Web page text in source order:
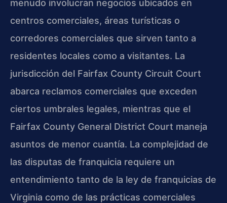
menudo involucran negocios ubicados en
centros comerciales, áreas turísticas o
corredores comerciales que sirven tanto a
residentes locales como a visitantes. La
jurisdicción del Fairfax County Circuit Court
abarca reclamos comerciales que exceden
ciertos umbrales legales, mientras que el
Fairfax County General District Court maneja
asuntos de menor cuantía. La complejidad de
las disputas de franquicia requiere un
entendimiento tanto de la ley de franquicias de
Virginia como de las prácticas comerciales